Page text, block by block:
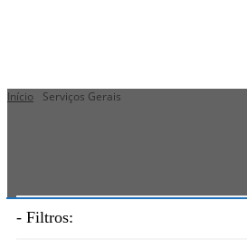
Início Serviços Gerais
- Filtros: